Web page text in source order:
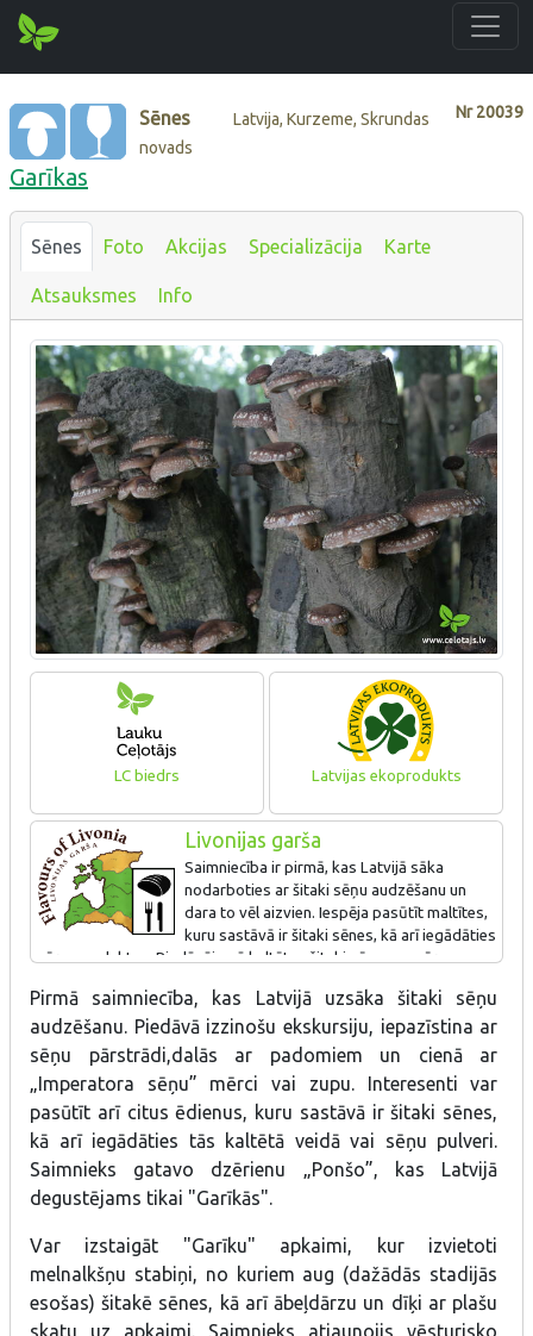
Nr20039
Sēnes
Latvija, Kurzeme, Skrundas
novads
Garīkas
Sēnes Foto Akcijas Specializācija Karte
Atsauksmes Info
LC biedrs Latvijas ekoprodukts
Livonijas garša
Saimniecība ir pirmā, kas Latvijā sāka
nodarboties ar šitaki sēņu audzēšanu un
dara to vēl aizvien. Iespēja pasūtīt maltītes,
kuru sastāvā ir šitaki sēnes, kā arī iegādāties
sēņu produktus. Piedāvājumā kaltētas šitaki sēnes un sēņu
un degustācijas.
Pirmā saimniecība, kas Latvijā uzsāka šitaki sēņu
audzēšanu. Piedāvā izzinošu ekskursiju, iepazīstina ar
sēņu pārstrādi,dalās ar padomiem un cienā ar
„Imperatora sēņu” mērci vai zupu. Interesenti var
pasūtīt arī citus ēdienus, kuru sastāvā ir šitaki sēnes,
kā arī iegādāties tās kaltētā veidā vai sēņu pulveri.
Saimnieks gatavo dzērienu „Ponšo”, kas Latvijā
degustējams tikai "Garīkās".
Var izstaigāt "Garīku" apkaimi, kur izvietoti
melnalkšņu stabiņi, no kuriem aug (dažādās stadijās
esošas) šitakē sēnes, kā arī ābeļdārzu un dīķi ar plašu
skatu uz apkaimi. Saimnieks atjaunojis vēsturisko